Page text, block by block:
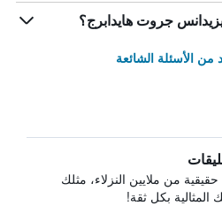
جروت هايدابرج؟
الأسئلة الشائعة
من ملايين النزلاء، مثلك
المثالية بكل ثقة!